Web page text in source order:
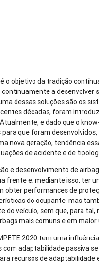
o objetivo da tradição
continuamente a
dessas soluções são os
décadas, foram
e dado que o
para que foram
nova geração, tendência
de acidente e de
e desenvolvimento de
frente e, mediante isso, ter
obter performances de
do ocupante, mas
do veículo, sem que, para
mais comuns e em maior
2020 tem uma
adaptabilidade passiva
recursos de